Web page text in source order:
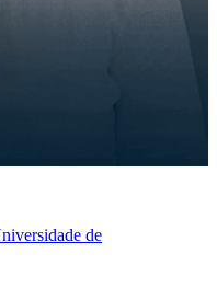
de